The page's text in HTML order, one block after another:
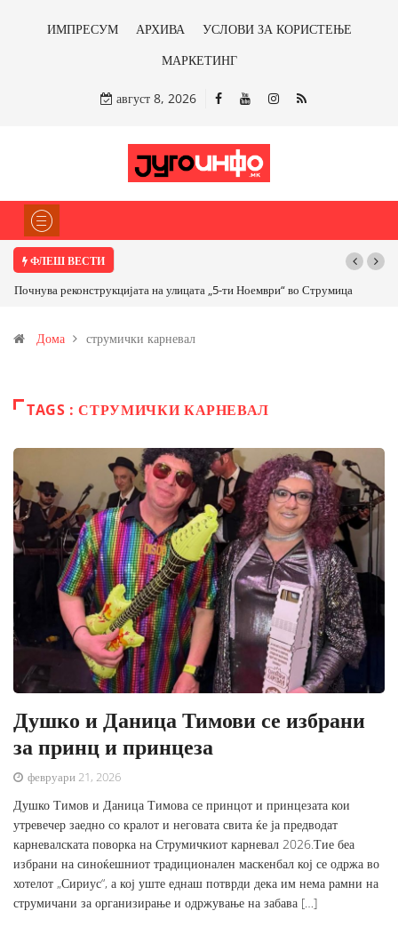
ИМПРЕСУМ АРХИВА
УСЛОВИ ЗА КОРИСТЕЊЕ
МАРКЕТИНГ
август 8, 2026
ФЛЕШ ВЕСТИ
Почнува реконструкцијата на улицата „5-ти Ноември“ во Струмица
Дома струмички карневал
TAGS : СТРУМИЧКИ КАРНЕВАЛ
Душко и Даница Тимови се избрани
за принц и принцеза
февруари 21, 2026
Душко Тимов и Даница Тимова се принцот и принцезата кои
утревечер заедно со кралот и неговата свита ќе ја предводат
карневалската поворка на Струмичкиот карневал 2026.Тие беа
избрани на синоќешниот традиционален маскенбал кој се одржа во
хотелот „Сириус“, а кој уште еднаш потврди дека им нема рамни на
струмичани за организирање и одржување на забава […]